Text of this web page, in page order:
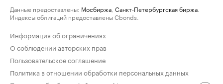
Данные предоставлены: Мосбиржа Санкт-Петербургская биржа
Индексы облигаций предоставлены Cbonds.
Информация об ограничениях
О соблюдении авторских прав
Пользовательское соглашение
Политика в отношении обработки персональных данных